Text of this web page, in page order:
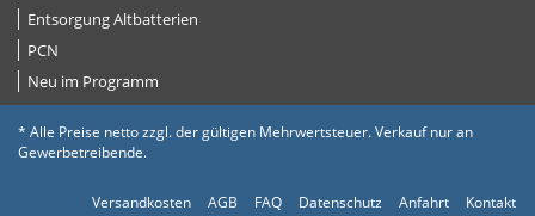
Entsorgung Altbatterien
PCN
Neu im Programm
* Alle Preise netto zzgl. der gültigen Mehrwertsteuer. Verkauf nur an
Gewerbetreibende.
Versandkosten AGB FAQ Datenschutz Anfahrt Kontakt